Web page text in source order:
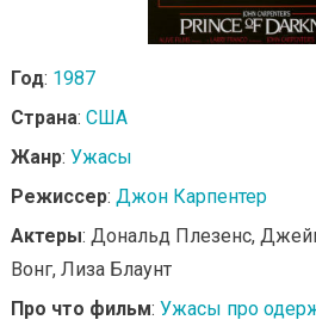
Год: 1987
Страна: США
Жанр: Ужасы
Режиссер: Джон Карпентер
Актеры: Дональд Плезенс,
Вонг, Лиза Блаунт
Про что фильм: Ужасы про